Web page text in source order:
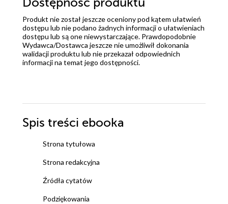
Produkt nie został jeszcze oceniony pod kątem ułatwień
dostępu lub nie podano żadnych informacji o ułatwieniach
dostępu lub są one niewystarczające. Prawdopodobnie
Wydawca/Dostawca jeszcze nie umożliwił dokonania
walidacji produktu lub nie przekazał odpowiednich
informacji na temat jego dostępności.
Spis treści ebooka
Strona tytułowa
Strona redakcyjna
Źródła cytatów
Podziękowania